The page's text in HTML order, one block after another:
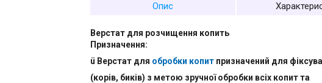
Опис
Верстат для розчищення копить
Призначення:
ü Верстат для обробки копит призначений для
(корів, биків) з метою зручної обробки всіх копит та